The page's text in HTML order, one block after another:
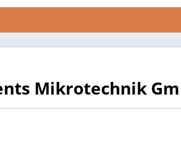
Mikrotechnik